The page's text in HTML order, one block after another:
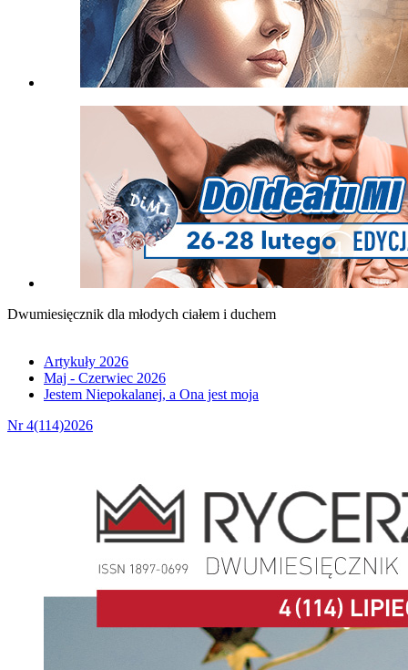
Dwumiesięcznik dla młodych ciałem i duchem
Artykuły 2026
Maj - Czerwiec 2026
Jestem Niepokalanej, a Ona jest moja
Nr 4(114)2026